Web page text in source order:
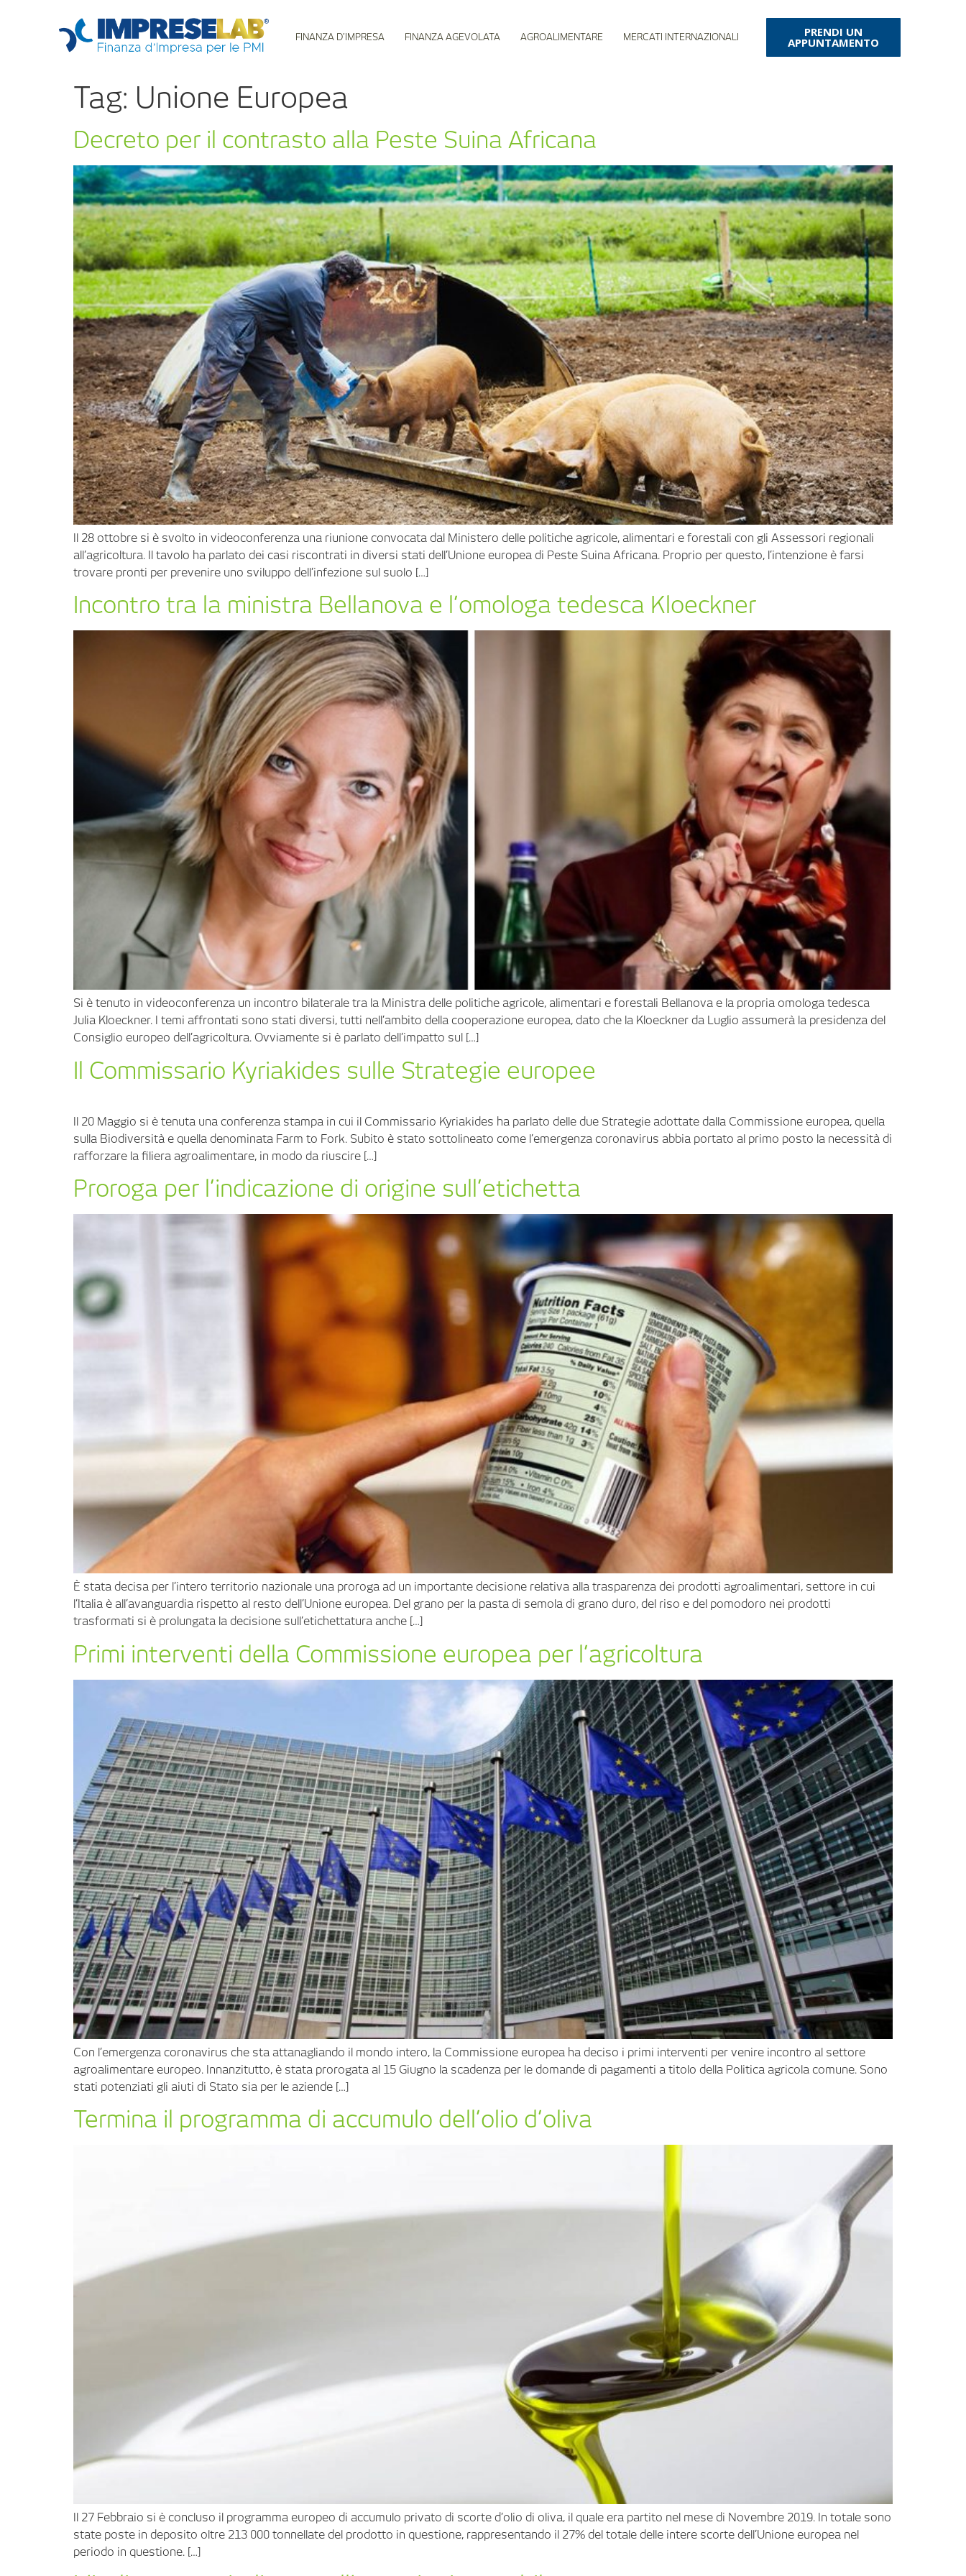
FINANZA D’IMPRESA FINANZA AGEVOLATA AGROALIMENTARE MERCATI INTERNAZIONALI PRENDI UN
APPUNTAMENTO
Tag: Unione Europea
Decreto per il contrasto alla Peste Suina Africana
Il 28 ottobre si è svolto in videoconferenza una riunione convocata dal Ministero delle politiche agricole, alimentari e forestali con gli Assessori regionali
all’agricoltura. Il tavolo ha parlato dei casi riscontrati in diversi stati dell’Unione europea di Peste Suina Africana. Proprio per questo, l’intenzione è farsi
trovare pronti per prevenire uno sviluppo dell’infezione sul suolo […]
Incontro tra la ministra Bellanova e l’omologa tedesca Kloeckner
Si è tenuto in videoconferenza un incontro bilaterale tra la Ministra delle politiche agricole, alimentari e forestali Bellanova e la propria omologa tedesca
Julia Kloeckner. I temi affrontati sono stati diversi, tutti nell’ambito della cooperazione europea, dato che la Kloeckner da Luglio assumerà la presidenza del
Consiglio europeo dell’agricoltura. Ovviamente si è parlato dell’impatto sul […]
Il Commissario Kyriakides sulle Strategie europee
Il 20 Maggio si è tenuta una conferenza stampa in cui il Commissario Kyriakides ha parlato delle due Strategie adottate dalla Commissione europea, quella
sulla Biodiversità e quella denominata Farm to Fork. Subito è stato sottolineato come l’emergenza coronavirus abbia portato al primo posto la necessità di
rafforzare la filiera agroalimentare, in modo da riuscire […]
Proroga per l’indicazione di origine sull’etichetta
È stata decisa per l’intero territorio nazionale una proroga ad un importante decisione relativa alla trasparenza dei prodotti agroalimentari, settore in cui
l’Italia è all’avanguardia rispetto al resto dell’Unione europea. Del grano per la pasta di semola di grano duro, del riso e del pomodoro nei prodotti
trasformati si è prolungata la decisione sull’etichettatura anche […]
Primi interventi della Commissione europea per l’agricoltura
Con l’emergenza coronavirus che sta attanagliando il mondo intero, la Commissione europea ha deciso i primi interventi per venire incontro al settore
agroalimentare europeo. Innanzitutto, è stata prorogata al 15 Giugno la scadenza per le domande di pagamenti a titolo della Politica agricola comune. Sono
stati potenziati gli aiuti di Stato sia per le aziende […]
Termina il programma di accumulo dell’olio d’oliva
Il 27 Febbraio si è concluso il programma europeo di accumulo privato di scorte d’olio di oliva, il quale era partito nel mese di Novembre 2019. In totale sono
state poste in deposito oltre 213 000 tonnellate del prodotto in questione, rappresentando il 27% del totale delle intere scorte dell’Unione europea nel
periodo in questione. […]